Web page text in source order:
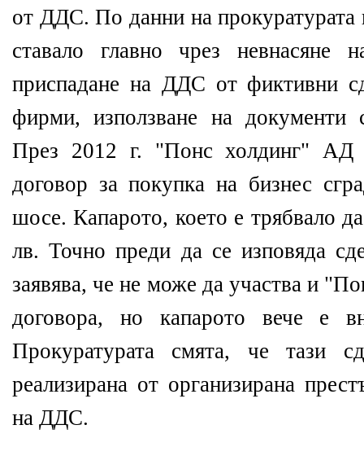
от ДДС. По данни на прокуратурата
ставало главно чрез невнасяне
приспадане на ДДС от фиктивни
фирми, използване на документи
През 2012 г. "Понс холдинг" АД
договор за покупка на бизнес
шосе. Капарото, което е трябвало
лв. Точно преди да се изповяда
заявява, че не може да участва и
договора, но капарото вече е
Прокуратурата смята, че тази
реализирана от организирана
на ДДС.